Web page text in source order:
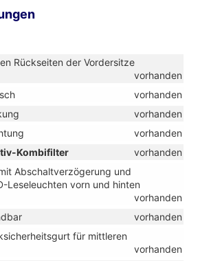
Rückseiten der Vordersitze
vorhanden
vorhanden
vorhanden
vorhanden
Kombifilter
vorhanden
Abschaltverzögerung und
Leseleuchten vorn und hinten
vorhanden
vorhanden
für mittleren
vorhanden